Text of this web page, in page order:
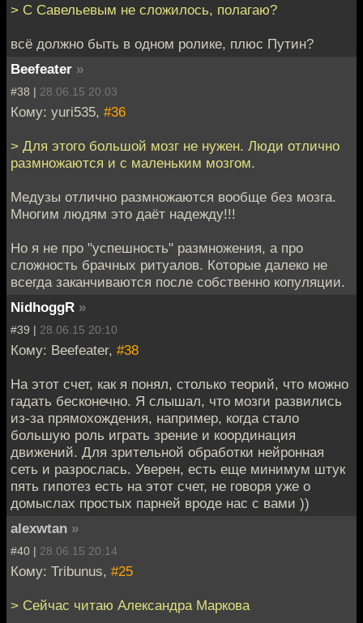
> С Савельевым не сложилось, полагаю?
всё должно быть в одном ролике, плюс Путин?
Beefeater »
#38 | 28.06.15 20:03
Кому: yuri535, #36
> Для этого большой мозг не нужен. Люди отлично
размножаются и с маленьким мозгом.
Медузы отлично размножаются вообще без мозга.
Многим людям это даёт надежду!!!
Но я не про "успешность" размножения, а про
сложность брачных ритуалов. Которые далеко не
всегда заканчиваются после собственно копуляции.
NidhoggR »
#39 | 28.06.15 20:10
Кому: Beefeater, #38
На этот счет, как я понял, столько теорий, что можно
гадать бесконечно. Я слышал, что мозги развились
из-за прямохождения, например, когда стало
большую роль играть зрение и координация
движений. Для зрительной обработки нейронная
сеть и разрослась. Уверен, есть еще минимум штук
пять гипотез есть на этот счет, не говоря уже о
домыслах простых парней вроде нас с вами ))
alexwtan »
#40 | 28.06.15 20:14
Кому: Tribunus, #25
> Сейчас читаю Александра Маркова